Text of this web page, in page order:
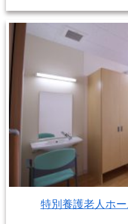
特別養護老人ホ